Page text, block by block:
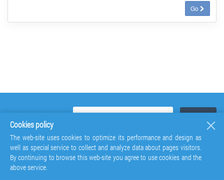
Go
Cookies policy
The web-site uses cookies to optimize its performance and design as
well as special service to collect and analyze data about pages visitors.
By continuing to browse this web-site you agree to use cookies and the
above service.